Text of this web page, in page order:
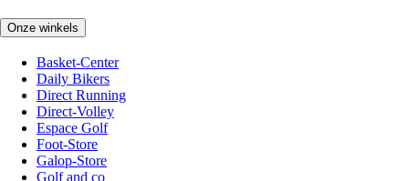
Onze winkels
Basket-Center
Daily Bikers
Direct Running
Direct-Volley
Espace Golf
Foot-Store
Galop-Store
Golf and co